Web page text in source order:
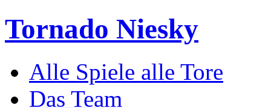
Tornado Niesky
Alle Spiele alle Tore
Das Team